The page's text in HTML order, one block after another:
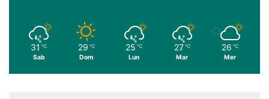
31 ℃
Sab
29 ℃
Dom
25 ℃
Lun
27 ℃
Mar
26 ℃
Mer